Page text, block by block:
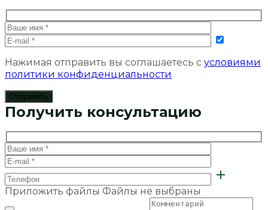
Нажимая отправить вы соглашаетесь с условиями
политики конфиденциальности
Получить консультацию
Приложить файлы Файлы не выбраны